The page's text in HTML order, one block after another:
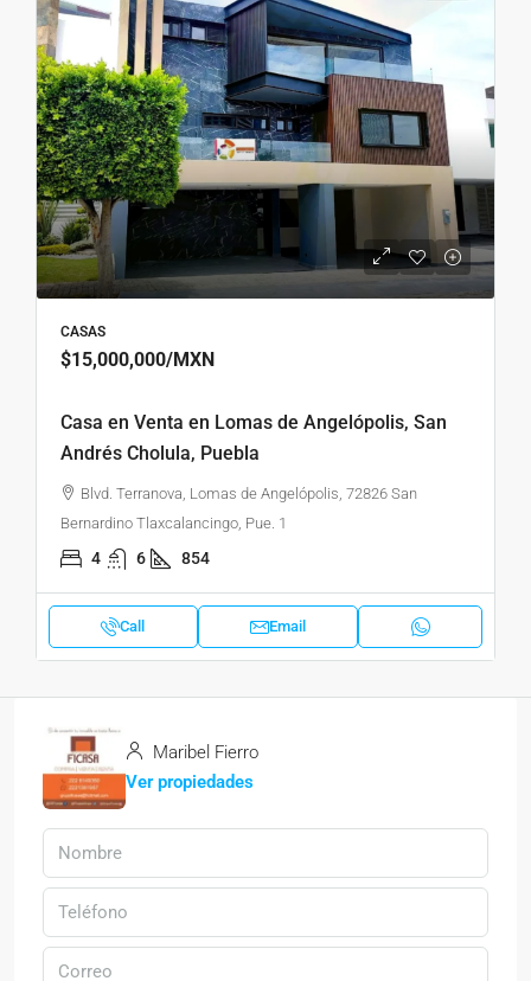
CASAS
$15,000,000/MXN
Casa en Venta en Lomas de Angelópolis, San
Andrés Cholula, Puebla
Blvd. Terranova, Lomas de Angelópolis, 72826 San
Bernardino Tlaxcalancingo, Pue. 1
4 6 854
Call Email
Maribel Fierro
Ver propiedades